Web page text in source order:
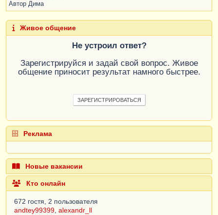
Автор Дима
Живое общение
Не устроил ответ?
Зарегистрируйся и задай свой вопрос. Живое
общение приносит результат намного быстрее.
ЗАРЕГИСТРИРОВАТЬСЯ
Реклама
Новые вакансии
Кто онлайн
672 гостя, 2 пользователя
andtey99399, alexandr_ll